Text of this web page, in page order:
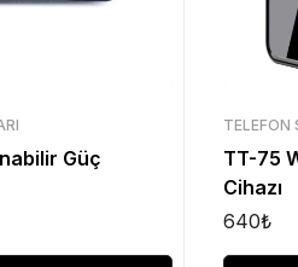
Güç
TELEFON
TT-75
Cihazı
640₺